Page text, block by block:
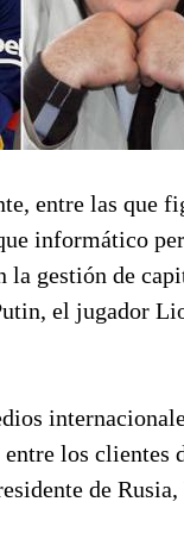
entre las que
informático
la gestión de
el jugador
los clientes
de